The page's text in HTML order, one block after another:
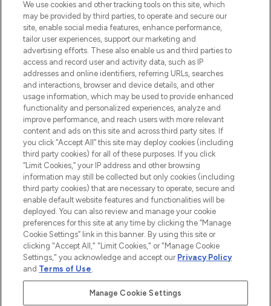
proposant les meilleurs produits de soins
de la peau, des cheveux et de maquillage
de plus de 200 marques prestigieuses.
Faites vos achats en ligne ou via
l’application, avec la livraison offerte dès
55€ d'achat.
Consentement aux cookies
Do Not Sell or Share My Personal
Information
AIDE ET INFORMATIONS
INFORMATIONS GÉNÉRALES
À PROPOS DE LOOKFANTASTIC
Payer en toute sécurité avec
We use cookies and other tracking tools on this site, which
may be provided by third parties, to operate and secure our
site, enable social media features, enhance performance,
tailor user experiences, support our marketing and
advertising efforts. These also enable us and third parties to
access and record user and activity data, such as IP
addresses and online identifiers, referring URLs, searches
and interactions, browser and device details, and other
usage information, which may be used to provide enhanced
functionality and personalized experiences, analyze and
improve performance, and reach users with more relevant
content and ads on this site and across third party sites. If
you click “Accept All” this site may deploy cookies (including
third party cookies) for all of these purposes. If you click
“Limit Cookies,” your IP address and other browsing
information may still be collected but only cookies (including
third party cookies) that are necessary to operate, secure and
enable default website features and functionalities will be
deployed. You can also review and manage your cookie
preferences for this site at any time by clicking the “Manage
Cookie Settings” link in this banner. By using this site or
clicking "Accept All," "Limit Cookies," or "Manage Cookie
Settings," you acknowledge and accept our Privacy Policy
and Terms of Use.
Manage Cookie Settings